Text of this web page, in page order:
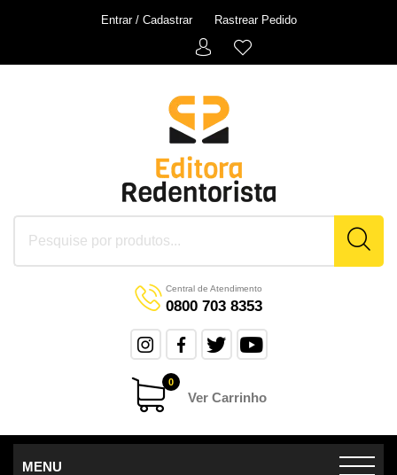
Entrar / Cadastrar Rastrear Pedido
Central de Atendimento
0800 703 8353
0
Ver Carrinho
MENU